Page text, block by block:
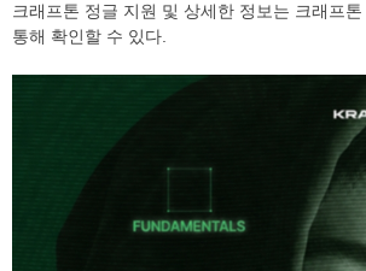
크래프톤 정글 지원 및 상세한 정보는 크래프
통해 확인할 수 있다.